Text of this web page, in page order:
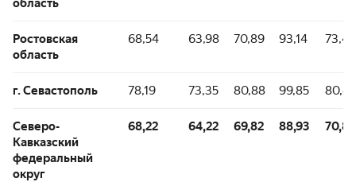
область
Ростовская
область
68,54 63,98 70,89 93,14 73,42
г. Севастополь 78,19 73,35 80,88 99,85 80,45
Северо-
Кавказский
федеральный
округ
68,22 64,22 69,82 88,93 70,86